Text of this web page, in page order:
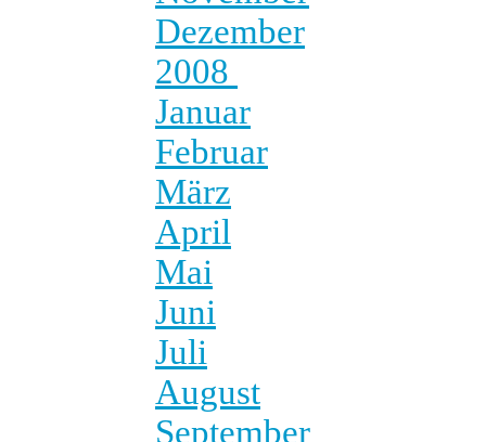
Dezember
2008
Januar
Februar
März
April
Mai
Juni
Juli
August
September